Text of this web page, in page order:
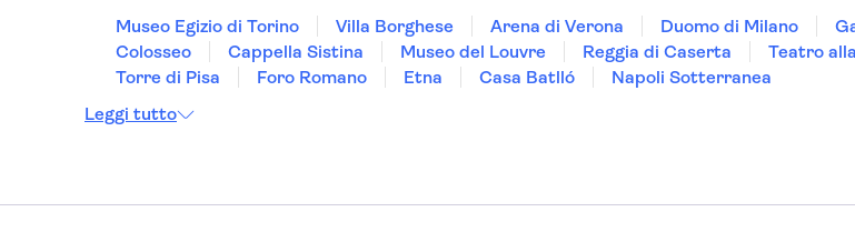
Museo Egizio di Torino Villa Borghese Arena di Verona Duomo di Milano
Colosseo
Cappella Sistina Museo del Louvre Reggia di Caserta Teatro
Torre di Pisa
Foro Romano Etna Casa Batlló
Napoli Sotterranea
Leggi tutto